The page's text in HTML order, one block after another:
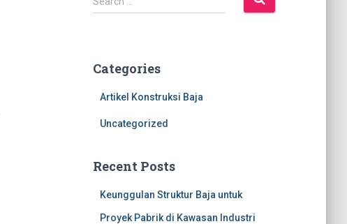
e
h
Categories
Artikel Konstruksi Baja
Uncategorized
Recent Posts
Keunggulan Struktur Baja untuk
Proyek Pabrik di Kawasan Industri